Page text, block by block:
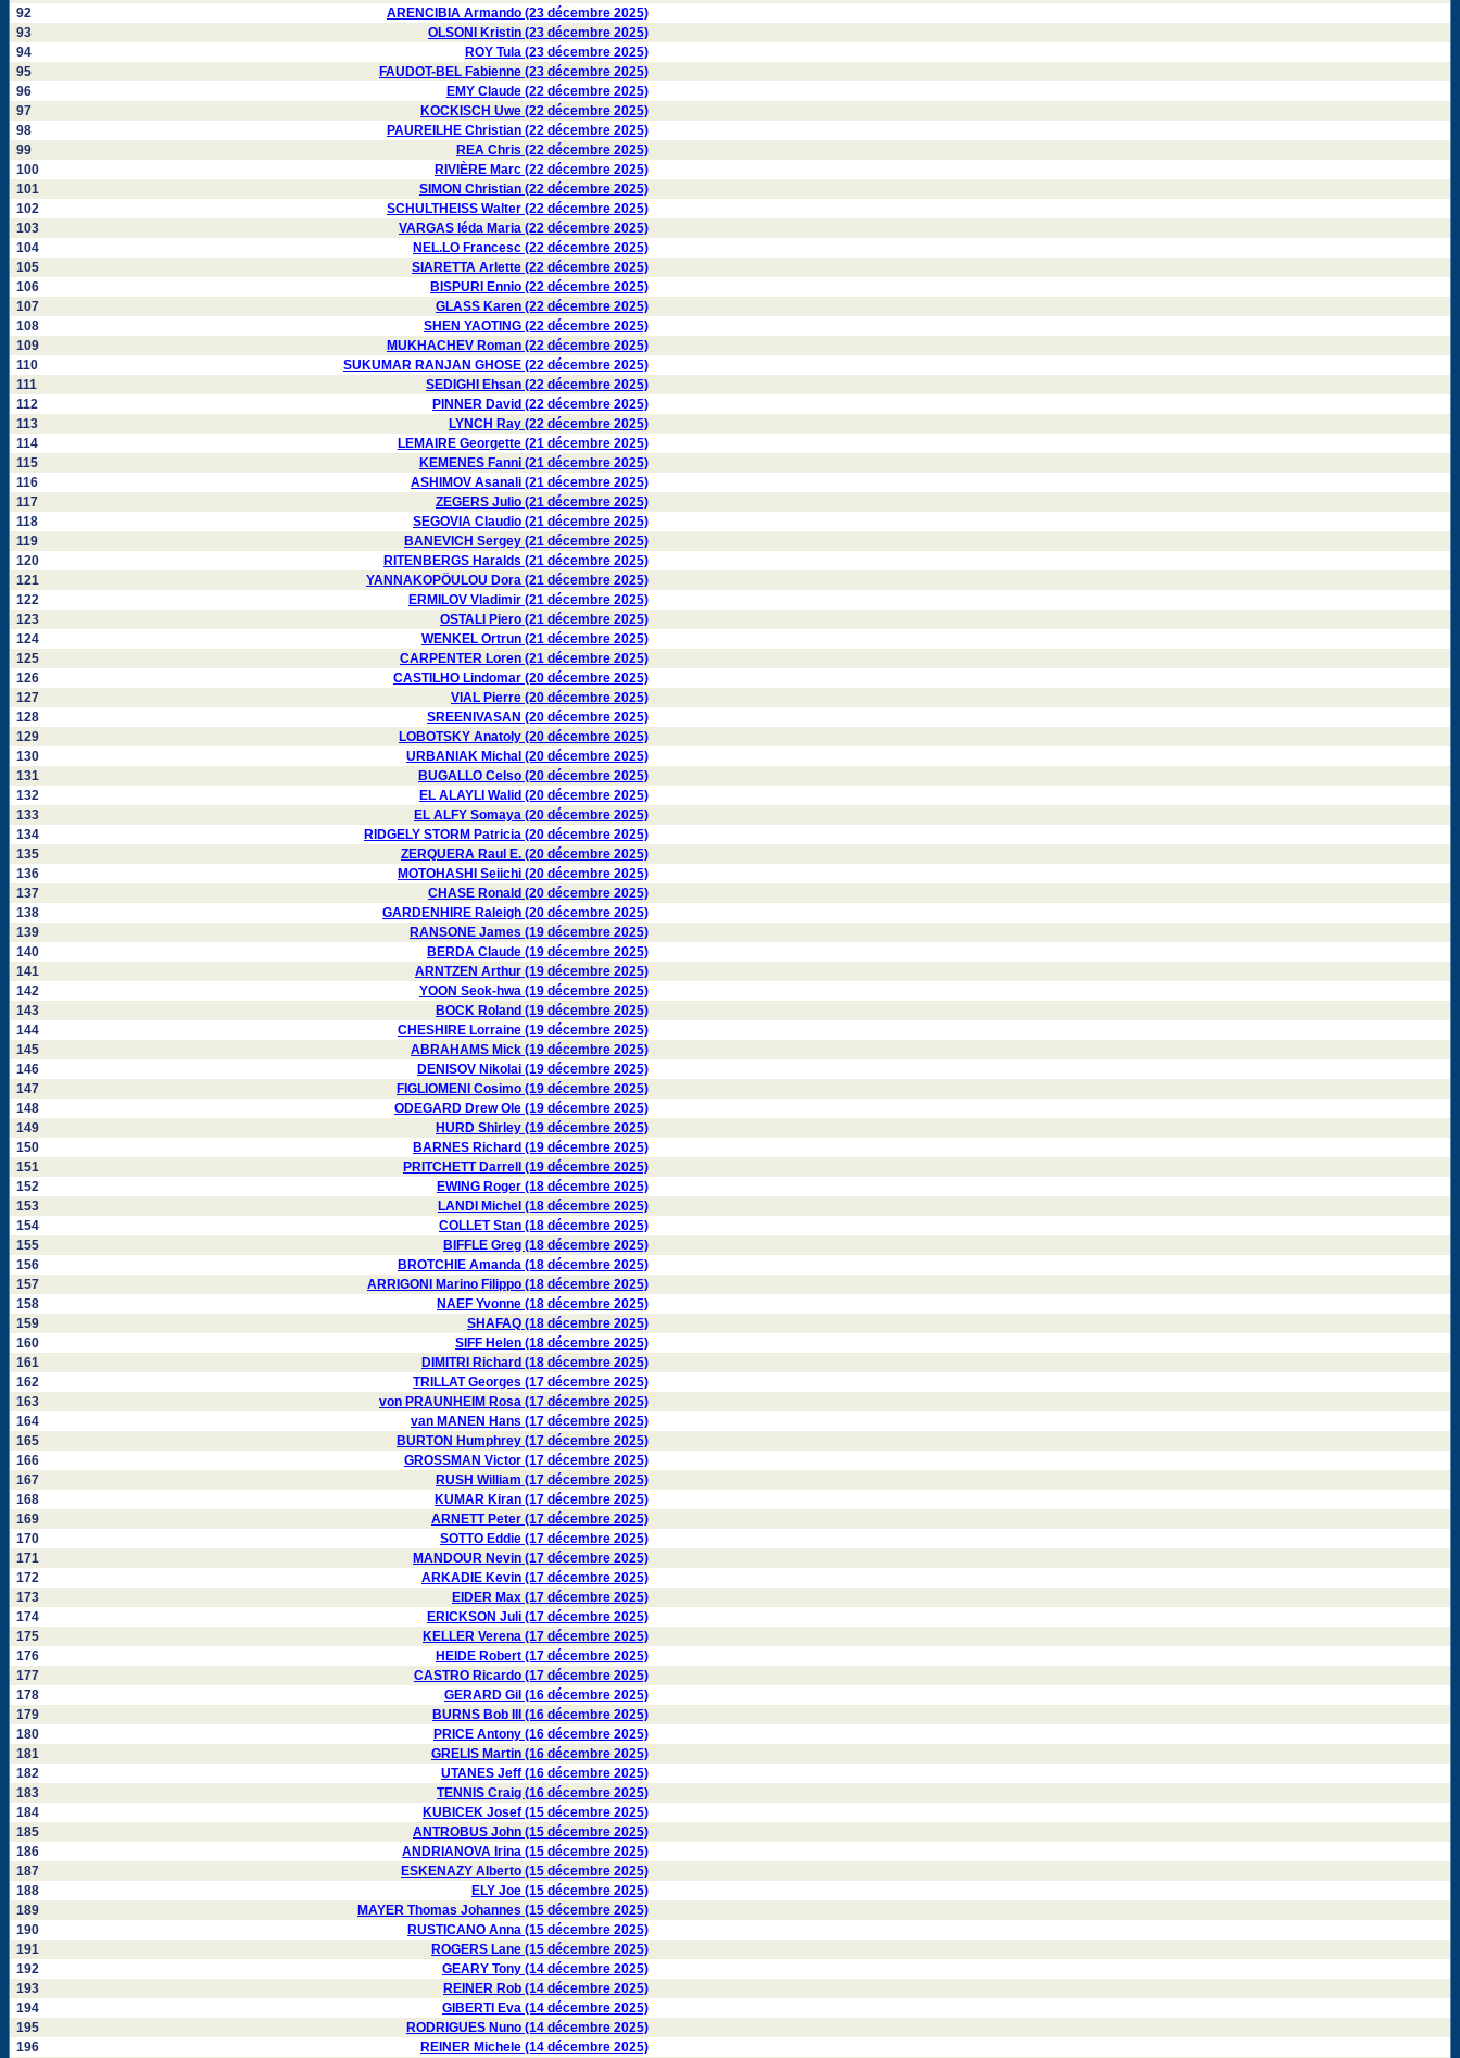
92
ARENCIBIA Armando (23 décembre 2025)
93
OLSONI Kristin (23 décembre 2025)
94
ROY Tula (23 décembre 2025)
95
FAUDOT-BEL Fabienne (23 décembre 2025)
96
EMY Claude (22 décembre 2025)
97
KOCKISCH Uwe (22 décembre 2025)
98
PAUREILHE Christian (22 décembre 2025)
99
REA Chris (22 décembre 2025)
100
RIVIÈRE Marc (22 décembre 2025)
101
SIMON Christian (22 décembre 2025)
102
SCHULTHEISS Walter (22 décembre 2025)
103
VARGAS Iéda Maria (22 décembre 2025)
104
NEL.LO Francesc (22 décembre 2025)
105
SIARETTA Arlette (22 décembre 2025)
106
BISPURI Ennio (22 décembre 2025)
107
GLASS Karen (22 décembre 2025)
108
SHEN YAOTING (22 décembre 2025)
109
MUKHACHEV Roman (22 décembre 2025)
110
SUKUMAR RANJAN GHOSE (22 décembre 2025)
111
SEDIGHI Ehsan (22 décembre 2025)
112
PINNER David (22 décembre 2025)
113
LYNCH Ray (22 décembre 2025)
114
LEMAIRE Georgette (21 décembre 2025)
115
KEMENES Fanni (21 décembre 2025)
116
ASHIMOV Asanali (21 décembre 2025)
117
ZEGERS Julio (21 décembre 2025)
118
SEGOVIA Claudio (21 décembre 2025)
119
BANEVICH Sergey (21 décembre 2025)
120
RITENBERGS Haralds (21 décembre 2025)
121
YANNAKOPÖULOU Dora (21 décembre 2025)
122
ERMILOV Vladimir (21 décembre 2025)
123
OSTALI Piero (21 décembre 2025)
124
WENKEL Ortrun (21 décembre 2025)
125
CARPENTER Loren (21 décembre 2025)
126
CASTILHO Lindomar (20 décembre 2025)
127
VIAL Pierre (20 décembre 2025)
128
SREENIVASAN (20 décembre 2025)
129
LOBOTSKY Anatoly (20 décembre 2025)
130
URBANIAK Michal (20 décembre 2025)
131
BUGALLO Celso (20 décembre 2025)
132
EL ALAYLI Walid (20 décembre 2025)
133
EL ALFY Somaya (20 décembre 2025)
134
RIDGELY STORM Patricia (20 décembre 2025)
135
ZERQUERA Raul E. (20 décembre 2025)
136
MOTOHASHI Seiichi (20 décembre 2025)
137
CHASE Ronald (20 décembre 2025)
138
GARDENHIRE Raleigh (20 décembre 2025)
139
RANSONE James (19 décembre 2025)
140
BERDA Claude (19 décembre 2025)
141
ARNTZEN Arthur (19 décembre 2025)
142
YOON Seok-hwa (19 décembre 2025)
143
BOCK Roland (19 décembre 2025)
144
CHESHIRE Lorraine (19 décembre 2025)
145
ABRAHAMS Mick (19 décembre 2025)
146
DENISOV Nikolai (19 décembre 2025)
147
FIGLIOMENI Cosimo (19 décembre 2025)
148
ODEGARD Drew Ole (19 décembre 2025)
149
HURD Shirley (19 décembre 2025)
150
BARNES Richard (19 décembre 2025)
151
PRITCHETT Darrell (19 décembre 2025)
152
EWING Roger (18 décembre 2025)
153
LANDI Michel (18 décembre 2025)
154
COLLET Stan (18 décembre 2025)
155
BIFFLE Greg (18 décembre 2025)
156
BROTCHIE Amanda (18 décembre 2025)
157
ARRIGONI Marino Filippo (18 décembre 2025)
158
NAEF Yvonne (18 décembre 2025)
159
SHAFAQ (18 décembre 2025)
160
SIFF Helen (18 décembre 2025)
161
DIMITRI Richard (18 décembre 2025)
162
TRILLAT Georges (17 décembre 2025)
163
von PRAUNHEIM Rosa (17 décembre 2025)
164
van MANEN Hans (17 décembre 2025)
165
BURTON Humphrey (17 décembre 2025)
166
GROSSMAN Victor (17 décembre 2025)
167
RUSH William (17 décembre 2025)
168
KUMAR Kiran (17 décembre 2025)
169
ARNETT Peter (17 décembre 2025)
170
SOTTO Eddie (17 décembre 2025)
171
MANDOUR Nevin (17 décembre 2025)
172
ARKADIE Kevin (17 décembre 2025)
173
EIDER Max (17 décembre 2025)
174
ERICKSON Juli (17 décembre 2025)
175
KELLER Verena (17 décembre 2025)
176
HEIDE Robert (17 décembre 2025)
177
CASTRO Ricardo (17 décembre 2025)
178
GERARD Gil (16 décembre 2025)
179
BURNS Bob III (16 décembre 2025)
180
PRICE Antony (16 décembre 2025)
181
GRELIS Martin (16 décembre 2025)
182
UTANES Jeff (16 décembre 2025)
183
TENNIS Craig (16 décembre 2025)
184
KUBICEK Josef (15 décembre 2025)
185
ANTROBUS John (15 décembre 2025)
186
ANDRIANOVA Irina (15 décembre 2025)
187
ESKENAZY Alberto (15 décembre 2025)
188
ELY Joe (15 décembre 2025)
189
MAYER Thomas Johannes (15 décembre 2025)
190
RUSTICANO Anna (15 décembre 2025)
191
ROGERS Lane (15 décembre 2025)
192
GEARY Tony (14 décembre 2025)
193
REINER Rob (14 décembre 2025)
194
GIBERTI Eva (14 décembre 2025)
195
RODRIGUES Nuno (14 décembre 2025)
196
REINER Michele (14 décembre 2025)